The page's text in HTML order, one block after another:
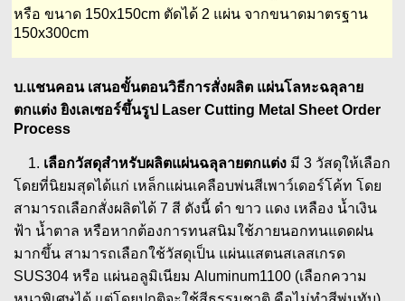
หรือ ขนาด 150x150cm ตัดได้ 2 แผ่น จากขนาดมาตรฐาน
150x300cm
บ.แชนคอน เสนอขั้นตอนวิธีการสั่งผลิต แผ่นโลหะฉลุลาย
ตกแต่ง ยิงเลเซอร์ขึ้นรูป Laser Cutting Metal Sheet Order
Process
1. เลือกวัสดุสำหรับผลิตแผ่นฉลุลายตกแต่ง มี 3 วัสดุให้เลือก
โดยที่นิยมสุดได้แก่ เหล็กแผ่นเคลือบพ่นสีเพาว์เดอร์โค้ท โดย
สามารถเลือกสั่งผลิตได้ 7 สี ดังนี้ ดำ ขาว แดง เหลือง น้ำเงิน
ฟ้า น้ำตาล หรือหากต้องการทนสนิมใช้ภายนอกทนแดดฝน
มากขึ้น สามารถเลือกใช้วัสดุเป็น แผ่นแสตนสเลสเกรด
SUS304 หรือ แผ่นอลูมิเนียม Aluminum1100 (เลือกความ